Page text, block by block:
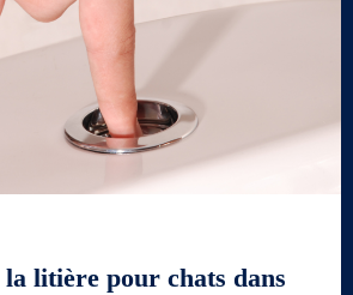
litière pour chats dans